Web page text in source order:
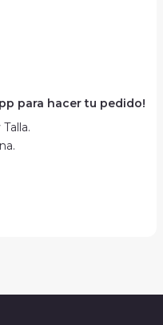
para hacer tu pedido!